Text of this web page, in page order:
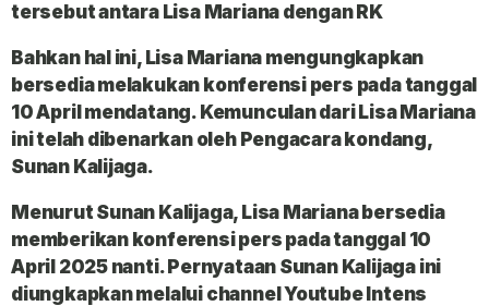
tersebut antara Lisa Mariana dengan RK
Bahkan hal ini, Lisa Mariana mengungkapkan
bersedia melakukan konferensi pers pada tanggal
10 April mendatang. Kemunculan dari Lisa Mariana
ini telah dibenarkan oleh Pengacara kondang,
Sunan Kalijaga.
Menurut Sunan Kalijaga, Lisa Mariana bersedia
memberikan konferensi pers pada tanggal 10
April 2025 nanti. Pernyataan Sunan Kalijaga ini
diungkapkan melalui channel Youtube Intens